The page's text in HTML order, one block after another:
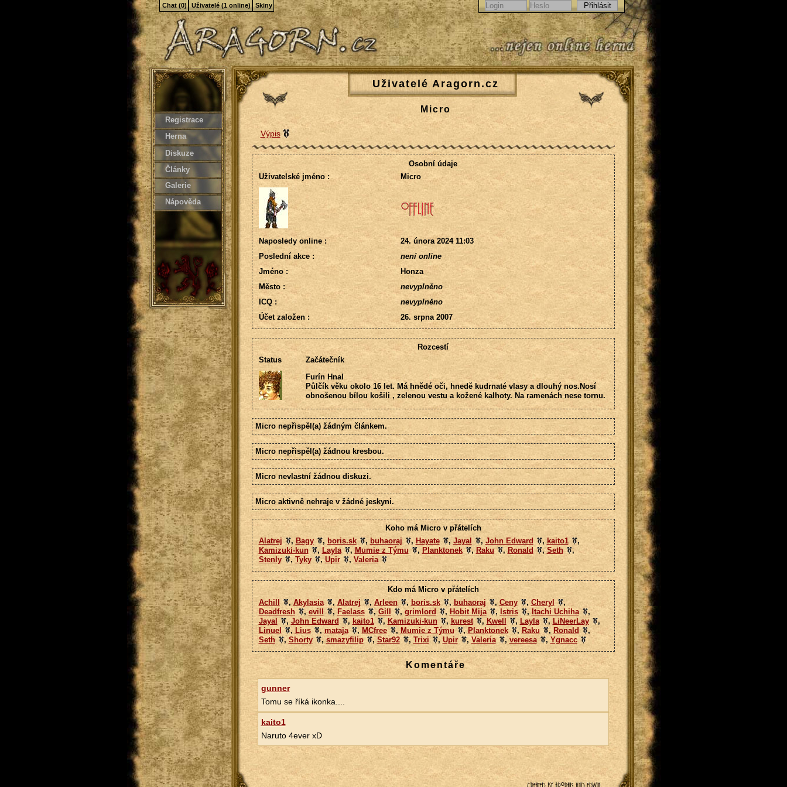
Registrace
Herna
Diskuze
Články
Galerie
Nápověda
Uživatelé Aragorn.cz
Micro
Výpis
Osobní údaje
Uživatelské jméno :
Micro
Naposledy online :
24. února 2024 11:03
Poslední akce :
není online
Jméno :
Honza
Město :
nevyplněno
ICQ :
nevyplněno
Účet založen :
26. srpna 2007
Rozcestí
Status
Začátečník
Furín Hnal
Půlčík věku okolo 16 let. Má hnědé oči, hnedě kudrnaté vlasy a dlouhý nos.Nosí
obnošenou bílou košili , zelenou vestu a kožené kalhoty. Na ramenách nese tornu.
Micro nepřispěl(a) žádným článkem.
Micro nepřispěl(a) žádnou kresbou.
Micro nevlastní žádnou diskuzi.
Micro aktivně nehraje v žádné jeskyni.
Koho má Micro v přátelích
Alatrej
, Bagy , boris.sk , buhaoraj , Hayate , Jayal , John Edward , kaito1
,
Kamizuki-kun
, Layla , Mumie z Týmu , Planktonek , Raku ,Ronald ,Seth
,
Stenly
, Tyky ,Upir , Valeria
Kdo má Micro v přátelích
Achill
,Akylasia , Alatrej , Arleen , boris.sk ,buhaoraj , Ceny ,Cheryl
,
Deadfresh
, evill , Faelass , Gill ,grimlord , Hobit Mija , Istris ,Itachi Uchiha
,
Jayal
, John Edward , kaito1 , Kamizuki-kun , kurest , Kwell , Layla , LiNeerLay
,
Linuel
, Lius ,mataja , MCfree , Mumie z Týmu , Planktonek , Raku , Ronald
,
Seth
,Shorty , smazyfilip ,Star92 , Trixi ,Upir , Valeria , vereesa , Ygnacc
Komentáře
gunner
Tomu se říká ikonka....
kaito1
Naruto 4ever xD
Chat (0) Uživatelé (1 online) Skiny